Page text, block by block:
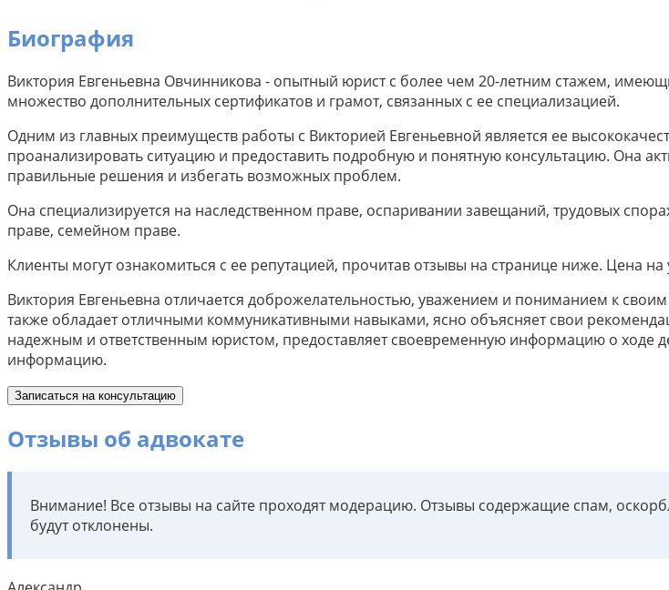
Биография
Виктория Евгеньевна Овчинникова - опытный юрист с более чем 20-летним стажем,
множество дополнительных сертификатов и грамот, связанных с ее специализацией.
Одним из главных преимуществ работы с Викторией Евгеньевной является ее
проанализировать ситуацию и предоставить подробную и понятную консультацию. Она
правильные решения и избегать возможных проблем.
Она специализируется на наследственном праве, оспаривании завещаний, трудовых
праве, семейном праве.
Клиенты могут ознакомиться с ее репутацией, прочитав отзывы на странице ниже. Цена на
Виктория Евгеньевна отличается доброжелательностью, уважением и пониманием к
также обладает отличными коммуникативными навыками, ясно объясняет свои
надежным и ответственным юристом, предоставляет своевременную информацию о ходе
информацию.
Записаться на консультацию
Отзывы об адвокате
Внимание! Все отзывы на сайте проходят модерацию. Отзывы содержащие спам,
будут отклонены.